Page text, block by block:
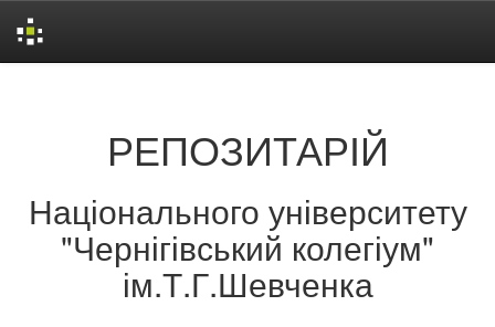
РЕПОЗИТАРІЙ
Національного університету
"Чернігівський колегіум"
ім.Т.Г.Шевченка